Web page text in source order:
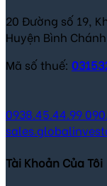
20 Đường số 19,
Huyện Bình
Mã số thuế:
0938.45.44.99
Tài Khoản Của Tôi